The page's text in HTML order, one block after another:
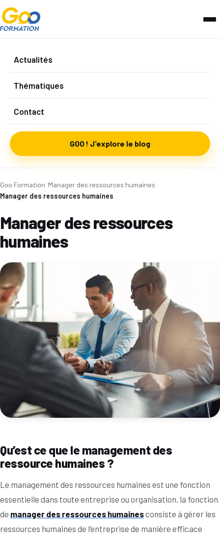
Actualités
Thématiques
Contact
GOO ! J'explore le blog
Goo Formation Manager des ressources humaines
Manager des ressources humaines
Manager des ressources
humaines
Qu’est ce que le management des
ressource humaines ?
Le management des ressources humaines est une fonction
essentielle dans toute entreprise ou organisation. la fonction
de manager des ressources humainesconsiste à gérer les
ressources humaines de l’entreprise de manière efficace